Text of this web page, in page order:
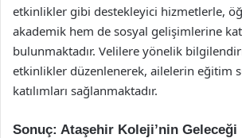
etkinlikler gibi destekleyici hizmetlerle,
akademik hem de sosyal gelişimlerine
bulunmaktadır. Velilere yönelik
etkinlikler düzenlenerek, ailelerin eğitim
katılımları sağlanmaktadır.
Sonuç: Ataşehir Koleji’nin Geleceği